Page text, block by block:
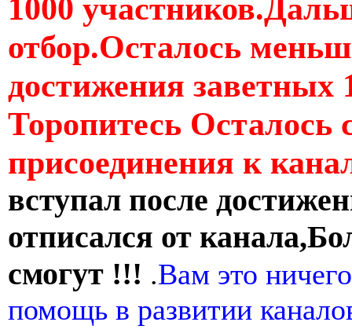
1000
отбор.Осталось
достижения заветных
Торопитесь Осталось
присоединения к
вступал после
отписался от
смогут !!! .Вам это
помощь в развитии